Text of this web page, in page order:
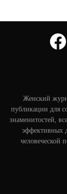
Женский
публикации для
знаменитостей,
эффективных
человеческой